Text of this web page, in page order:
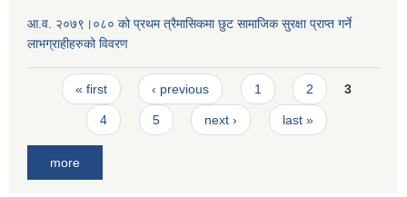
आ.व. २०७९।०८० को प्रथम त्रैमासिकमा छुट सामाजिक सुरक्षा प्राप्त गर्ने
लाभग्राहीहरुको विवरण
Pages
« first ‹ previous 1 2 3
4 5 next › last »
more